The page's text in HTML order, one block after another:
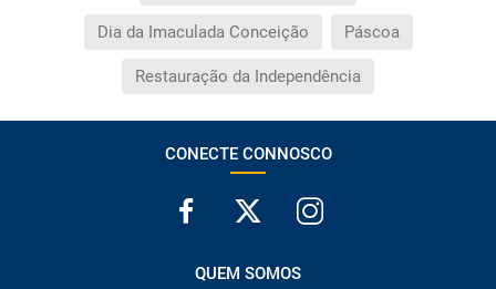
Dia da Imaculada Conceição Páscoa
Restauração da Independência
CONECTE CONNOSCO
QUEM SOMOS